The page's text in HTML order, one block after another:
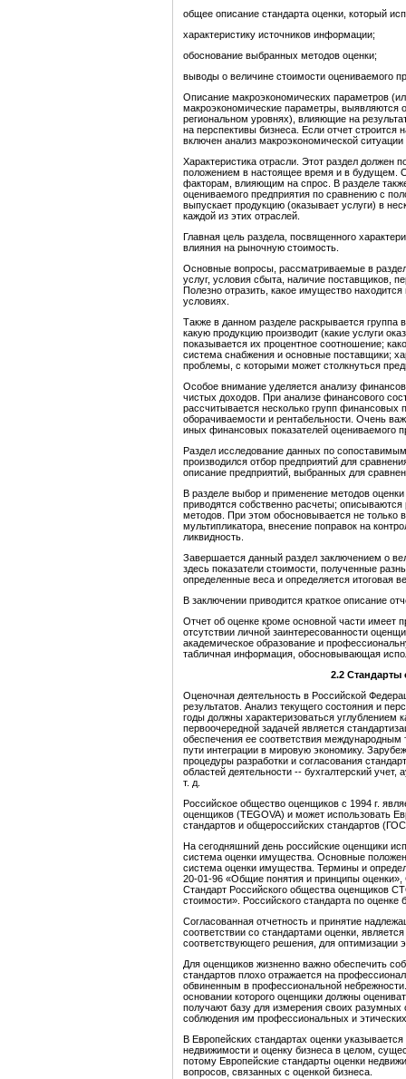
общее описание стандарта оценки, который
характеристику источников информации;
обоснование выбранных методов оценки;
выводы о величине стоимости оцениваемого
Описание макроэкономических параметров
макроэкономические параметры, выявляются
региональном уровнях), влияющие на
на перспективы бизнеса. Если отчет
включен анализ макроэкономической
Характеристика отрасли. Этот раздел должен
положением в настоящее время и в будущем.
факторам, влияющим на спрос. В разделе
оцениваемого предприятия по сравнению с
выпускает продукцию (оказывает услуги) в
каждой из этих отраслей.
Главная цель раздела, посвященного
влияния на рыночную стоимость.
Основные вопросы, рассматриваемые в
услуг, условия сбыта, наличие поставщиков,
Полезно отразить, какое имущество
условиях.
Также в данном разделе раскрывается группа
какую продукцию производит (какие услуги
показывается их процентное соотношение;
система снабжения и основные поставщики;
проблемы, с которыми может столкнуться
Особое внимание уделяется анализу
чистых доходов. При анализе финансового
рассчитывается несколько групп финансовых
оборачиваемости и рентабельности. Очень
иных финансовых показателей оцениваемого
Раздел исследование данных по
производился отбор предприятий для
описание предприятий, выбранных для
В разделе выбор и применение методов
приводятся собственно расчеты;
методов. При этом обосновывается не только
мультипликатора, внесение поправок на
ликвидность.
Завершается данный раздел заключением о
здесь показатели стоимости, полученные
определенные веса и определяется итоговая
В заключении приводится краткое описание
Отчет об оценке кроме основной части имеет
отсутствии личной заинтересованности
академическое образование и
табличная информация, обосновывающая
2.2 Стандарты
Оценочная деятельность в Российской
результатов. Анализ текущего состояния и
годы должны характеризоваться углублением
первоочередной задачей является
обеспечения ее соответствия международным
пути интеграции в мировую экономику.
процедуры разработки и согласования
областей деятельности -- бухгалтерский учет,
т. д.
Российское общество оценщиков с 1994 г.
оценщиков (TEGOVA) и может использовать
стандартов и общероссийских стандартов
На сегодняшний день российские оценщики
система оценки имущества. Основные
система оценки имущества. Термины и
20-01-96 «Общие понятия и принципы
Стандарт Российского общества оценщиков
стоимости». Российского стандарта по оценке
Согласованная отчетность и принятие
соответствии со стандартами оценки,
соответствующего решения, для оптимизации
Для оценщиков жизненно важно обеспечить
стандартов плохо отражается на
обвиненным в профессиональной
основании которого оценщики должны
получают базу для измерения своих
соблюдения им профессиональных и
В Европейских стандартах оценки
недвижимости и оценку бизнеса в целом,
потому Европейские стандарты оценки
вопросов, связанных с оценкой бизнеса.